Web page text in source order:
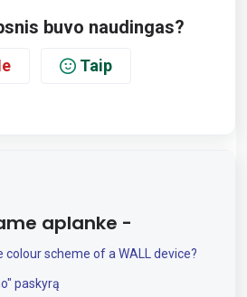
buvo naudingas?
Taip
aplanke -
colour scheme of a WALL device?
paskyrą